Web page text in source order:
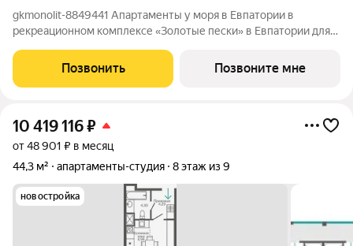
gkmonolit-8849441 Апартаменты у моря в Евпатории в
рекреационном комплексе «Золотые пески» в Евпатории для
ОГРАНИЧЕНО! Ввод в эксплуатацию - II кв. 2027 О
КОМПЛЕКСЕ. Комплекс апартаментов «Золотые пески» -
Позвонить Позвоните мне
10 419 116₽
от 48 901 ₽ в месяц
44,3 м²
апартаменты-студия 8 этаж из 9
новостройка